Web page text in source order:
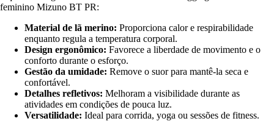
feminino Mizuno BT PR:
Material de lã merino: Proporciona calor e respirabilidade
enquanto regula a temperatura corporal.
Design ergonômico: Favorece a liberdade de movimento e o
conforto durante o esforço.
Gestão da umidade: Remove o suor para mantê-la seca e
confortável.
Detalhes refletivos: Melhoram a visibilidade durante as
atividades em condições de pouca luz.
Versatilidade: Ideal para corrida, yoga ou sessões de fitness.